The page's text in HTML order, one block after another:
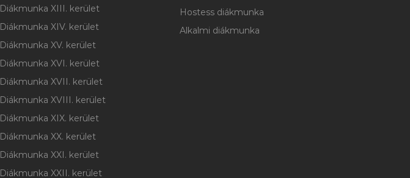
Diákmunka XIII. kerület
Diákmunka XIV. kerület
Diákmunka XV. kerület
Diákmunka XVI. kerület
Diákmunka XVII. kerület
Diákmunka XVIII. kerület
Diákmunka XIX. kerület
Diákmunka XX. kerület
Diákmunka XXI. kerület
Diákmunka XXII. kerület
Hostess diákmunka
Alkalmi diákmunka